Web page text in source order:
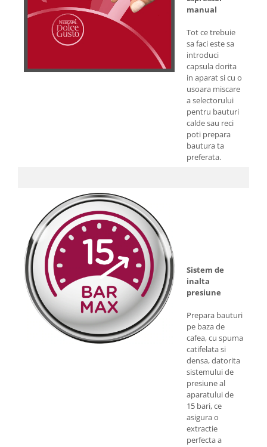
manual
Tot ce trebuie
sa faci este sa
introduci
capsula dorita
in aparat si cu o
usoara miscare
a selectorului
pentru bauturi
calde sau reci
poti prepara
bautura ta
preferata.
Sistem de
inalta
presiune
Prepara bauturi
pe baza de
cafea, cu spuma
catifelata si
densa, datorita
sistemului de
presiune al
aparatului de
15 bari, ce
asigura o
extractie
perfecta a